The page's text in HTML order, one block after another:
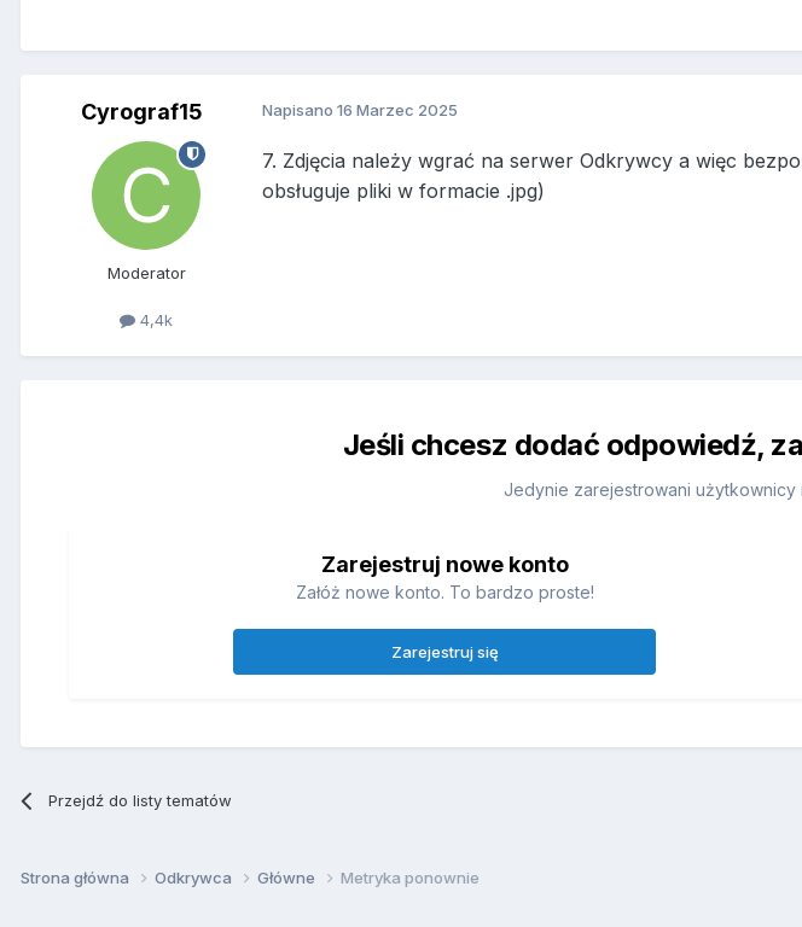
Cyrograf15
Moderator
4,4k
Napisano 16 Marzec 2025
7. Zdjęcia należy wgrać na serwer Odkrywcy a więc
obsługuje pliki w formacie .jpg)
Jeśli chcesz dodać odpowiedź,
Jedynie zarejestrowani użytkownicy
Zarejestruj nowe konto
Załóż nowe konto. To bardzo proste!
Zarejestruj się
Przejdź do listy tematów
Strona główna Odkrywca Główne Metryka ponownie